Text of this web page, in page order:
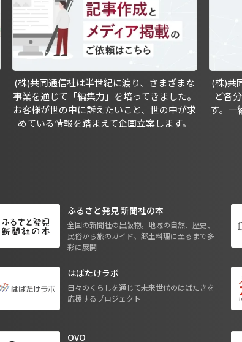
(株)共同通信社は半世紀に渡り、さまざまな
事業を通じて「編集力」を培ってきました。
お客様が世の中に訴えたいこと、世の中が求
めている情報を踏まえて企画立案します。
(株)共
ど各
す。一
ふるさと発見 新聞社の本
全国の新聞社の出版物。地域の自然、歴史、
民俗から旅のガイド、郷土料理に至るまで多
彩に展開
はばたけラボ
日々のくらしを通じて未来世代のはばたきを
応援するプロジェクト
OVO